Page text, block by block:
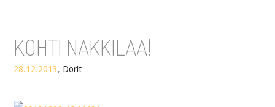
KOHTI NAKKILAA!
28.12.2013, Dorit